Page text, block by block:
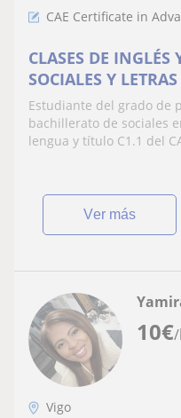
CAE Certificate in
CLASES DE INGLÉS
SOCIALES Y
Estudiante del grado de
bachillerato de sociales
lengua y título C1.1 del
ver más
10€
Vigo